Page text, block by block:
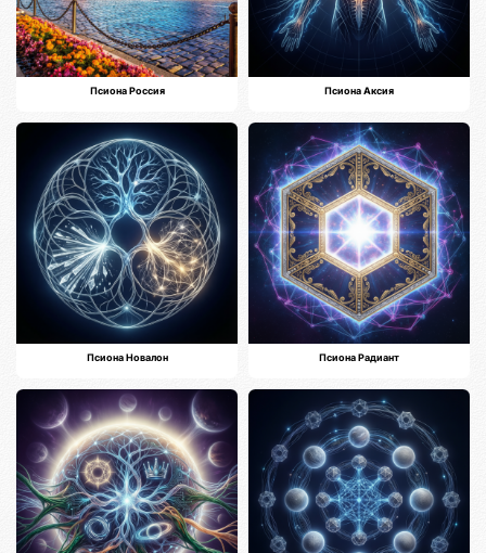
Псиона Россия Псиона Аксия
Псиона Новалон Псиона Радиант